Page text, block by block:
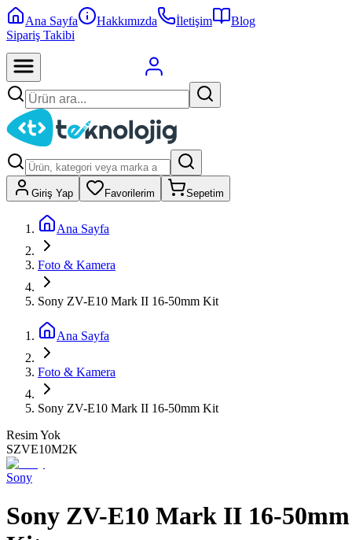
Ana Sayfa Hakkımızda İletişim
Blog
Sipariş Takibi
Giriş Yap Favorilerim Sepetim
Ana Sayfa
Foto & Kamera
Sony ZV-E10 Mark II 16-50mm Kit
Ana Sayfa
Foto & Kamera
Sony ZV-E10 Mark II 16-50mm Kit
Resim Yok
SZVE10M2K
Sony
Sony ZV-E10 Mark II 16-50mm